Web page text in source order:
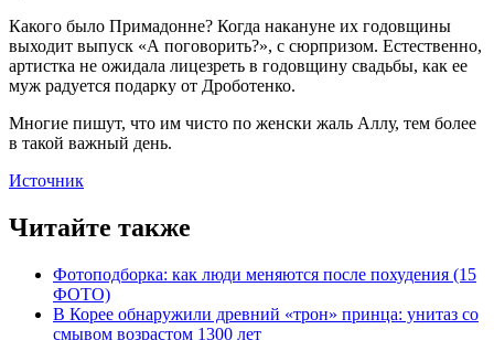
Какого было Примадонне? Когда накануне их годовщины
выходит выпуск «А поговорить?», с сюрпризом. Естественно,
артистка не ожидала лицезреть в годовщину свадьбы, как ее
муж радуется подарку от Дроботенко.
Многие пишут, что им чисто по женски жаль Аллу, тем более
в такой важный день.
Источник
Читайте также
Фотоподборка: как люди меняются после похудения (15
ФОТО)
В Корее обнаружили древний «трон» принца: унитаз со
смывом возрастом 1300 лет